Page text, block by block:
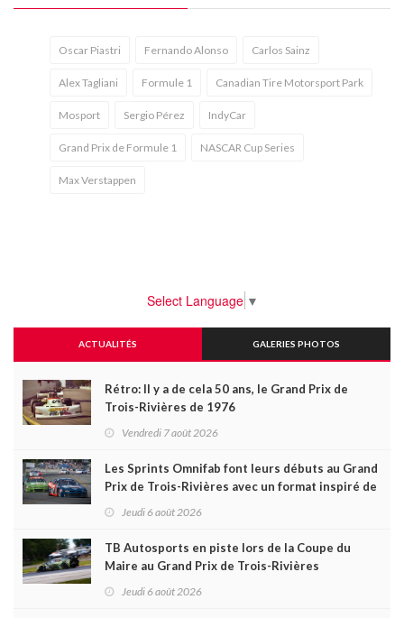
Oscar Piastri Fernando Alonso Carlos Sainz
Alex Tagliani Formule 1 Canadian Tire Motorsport Park
Mosport Sergio Pérez IndyCar
Grand Prix de Formule 1 NASCAR Cup Series
Max Verstappen
Select Language ▼
ACTUALITÉS GALERIES PHOTOS
Rétro: Il y a de cela 50 ans, le Grand Prix de
Trois-Rivières de 1976
Vendredi 7 août 2026
Les Sprints Omnifab font leurs débuts au Grand
Prix de Trois-Rivières avec un format inspiré de
Jeudi 6 août 2026
TB Autosports en piste lors de la Coupe du
Maire au Grand Prix de Trois-Rivières
Jeudi 6 août 2026